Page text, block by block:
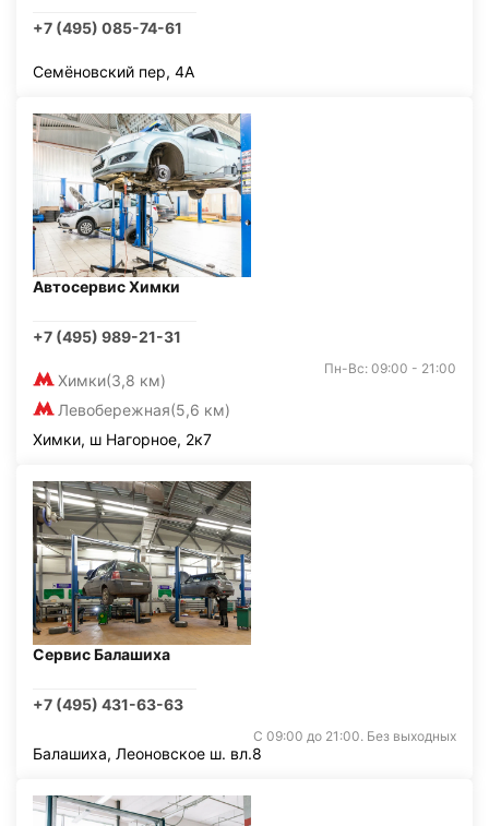
+7 (495) 085-74-61
Семёновский пер, 4А
Автосервис Химки
+7 (495) 989-21-31
Химки(3,8 км)
Левобережная(5,6 км)
Пн-Вс: 09:00 - 21:00
Химки, ш Нагорное, 2к7
Сервис Балашиха
+7 (495) 431-63-63
С 09:00 до 21:00. Без выходных
Балашиха, Леоновское ш. вл.8